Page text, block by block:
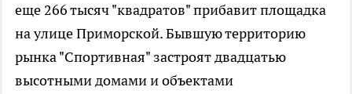
еще 266 тысяч "квадратов" прибавит площадка
на улице Приморской. Бывшую территорию
рынка "Спортивная" застроят двадцатью
высотными домами и объектами